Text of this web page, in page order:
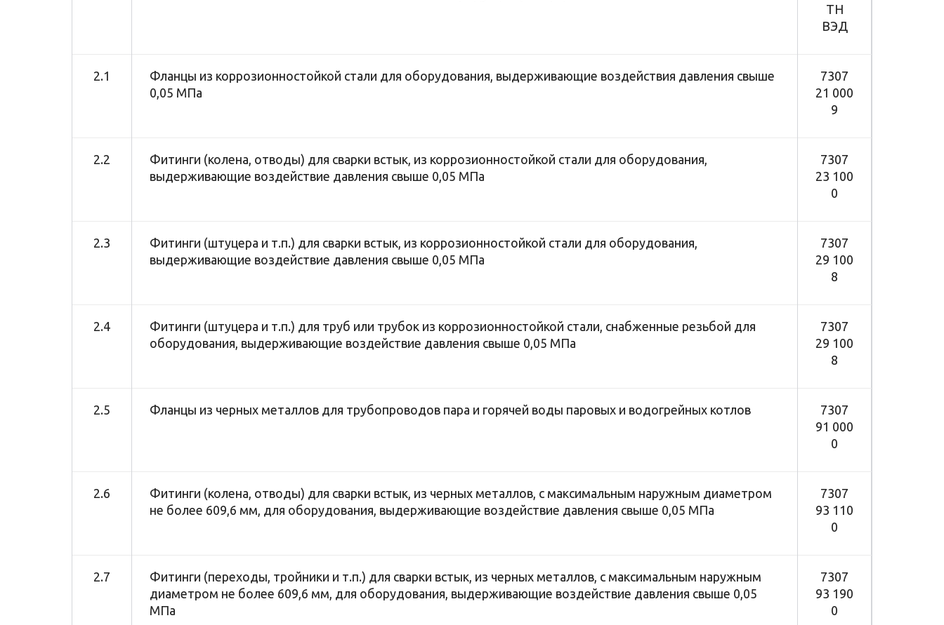
ТН
ВЭД
2.1
Фланцы из коррозионностойкой стали для оборудования, выдерживающие воздействия давления свыше
0,05 МПа
7307
21 000
9
2.2
Фитинги (колена, отводы) для сварки встык, из коррозионностойкой стали для оборудования,
выдерживающие воздействие давления свыше 0,05 МПа
7307
23 100
0
2.3
Фитинги (штуцера и т.п.) для сварки встык, из коррозионностойкой стали для оборудования,
выдерживающие воздействие давления свыше 0,05 МПа
7307
29 100
8
2.4
Фитинги (штуцера и т.п.) для труб или трубок из коррозионностойкой стали, снабженные резьбой для
оборудования, выдерживающие воздействие давления свыше 0,05 МПа
7307
29 100
8
2.5 Фланцы из черных металлов для трубопроводов пара и горячей воды паровых и водогрейных котлов
7307
91 000
0
2.6
Фитинги (колена, отводы) для сварки встык, из черных металлов, с максимальным наружным диаметром
не более 609,6 мм, для оборудования, выдерживающие воздействие давления свыше 0,05 МПа
7307
93 110
0
2.7
Фитинги (переходы, тройники и т.п.) для сварки встык, из черных металлов, с максимальным наружным
диаметром не более 609,6 мм, для оборудования, выдерживающие воздействие давления свыше 0,05
МПа
7307
93 190
0